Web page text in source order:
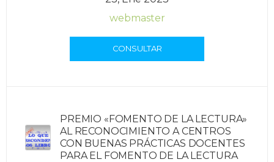
webmaster
CONSULTAR
PREMIO «FOMENTO DE LA LECTURA»
AL RECONOCIMIENTO A CENTROS
CON BUENAS PRÁCTICAS DOCENTES
PARA EL FOMENTO DE LA LECTURA